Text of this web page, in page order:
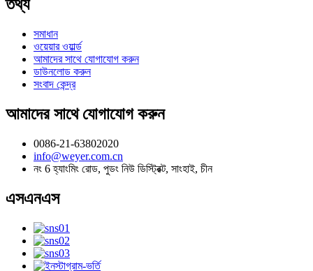
তথ্য
সমাধান
ওয়েয়ার ওয়ার্ল্ড
আমাদের সাথে যোগাযোগ করুন
ডাউনলোড করুন
সংবাদ কেন্দ্র
আমাদের সাথে যোগাযোগ করুন
0086-21-63802020
info@weyer.com.cn
নং 6 হ্যাংমিং রোড, পুডং নিউ ডিস্ট্রিক্ট, সাংহাই, চীন
এসএনএস